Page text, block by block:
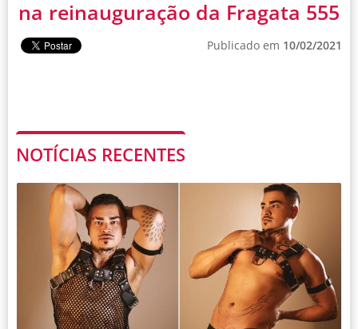
na reinauguração da Fragata 555
Publicado em 10/02/2021
NOTÍCIAS RECENTES